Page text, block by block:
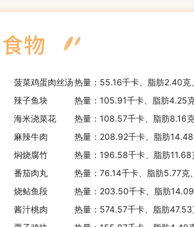
菠菜鸡蛋肉丝汤热量：55.16千卡、脂肪2.40
辣子鱼块
热量：105.91千卡、脂肪4.25
海米浇菜花
热量：108.57千卡、脂肪8.16
麻辣牛肉
热量：208.92千卡、脂肪
焖烧腐竹
热量：196.58千卡、脂肪
番茄肉丸
热量：76.14千卡、脂肪5.77
烧鲇鱼段
热量：203.50千卡、脂肪
酱汁桃肉
热量：574.57千卡、脂肪